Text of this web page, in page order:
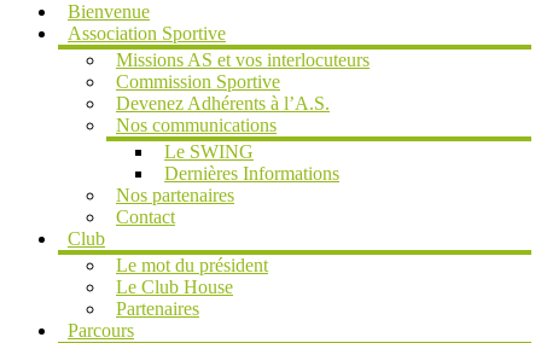
Bienvenue
Association Sportive
Missions AS et vos interlocuteurs
Commission Sportive
Devenez Adhérents à l’A.S.
Nos communications
Le SWING
Dernières Informations
Nos partenaires
Contact
Club
Le mot du président
Le Club House
Partenaires
Parcours